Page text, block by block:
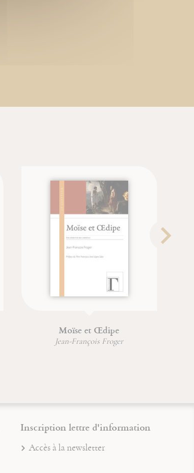
Moïse et Œdipe
Jean-François Froger
Inscription lettre d'information
Accès à la newsletter